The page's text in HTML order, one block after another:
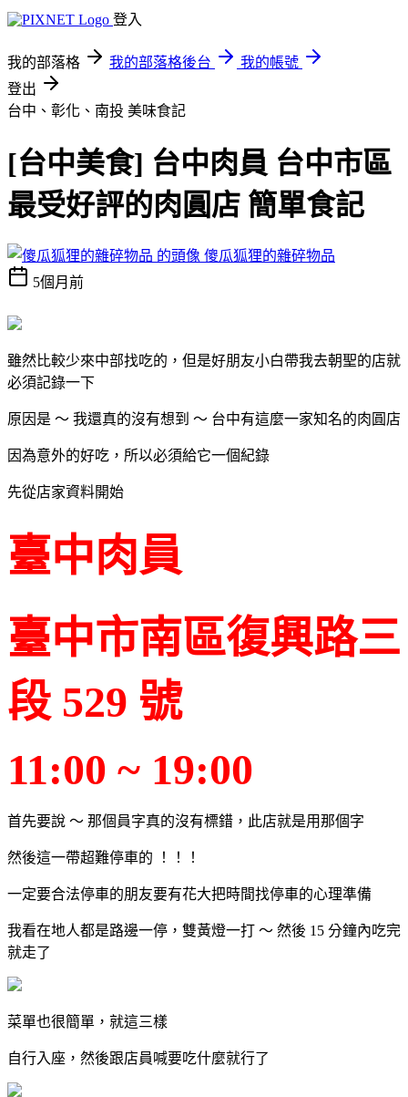
登入
我的部落格 我的部落格後台
我的帳號
登出
台中、彰化、南投 美味食記
[台中美食] 台中肉員 台中市區
最受好評的肉圓店 簡單食記
傻瓜狐狸的雜碎物品
5個月前
雖然比較少來中部找吃的，但是好朋友小白帶我去朝聖的店就
必須記錄一下
原因是 ～ 我還真的沒有想到 ～ 台中有這麼一家知名的肉圓店
因為意外的好吃，所以必須給它一個紀錄
先從店家資料開始
臺中肉員
臺中市南區復興路三
段 529 號
11:00 ~ 19:00
首先要說 ～ 那個員字真的沒有標錯，此店就是用那個字
然後這一帶超難停車的 ！！！
一定要合法停車的朋友要有花大把時間找停車的心理準備
我看在地人都是路邊一停，雙黃燈一打 ～ 然後 15 分鐘內吃完
就走了
菜單也很簡單，就這三樣
自行入座，然後跟店員喊要吃什麼就行了